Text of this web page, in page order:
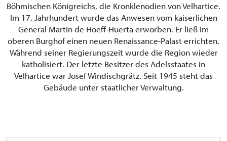
Böhmischen Königreichs, die Kronklenodien von Velhartice.
Im 17. Jahrhundert wurde das Anwesen vom kaiserlichen
General Martin de Hoeff-Huerta erworben. Er ließ im
oberen Burghof einen neuen Renaissance-Palast errichten.
Während seiner Regierungszeit wurde die Region wieder
katholisiert. Der letzte Besitzer des Adelsstaates in
Velhartice war Josef Windischgrätz. Seit 1945 steht das
Gebäude unter staatlicher Verwaltung.